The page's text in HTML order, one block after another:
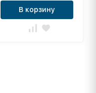
В корзину